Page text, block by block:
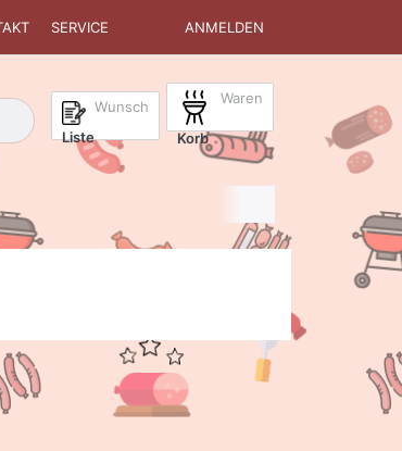
SERVICE ANMELDEN
Drücken Sie die Eingabetaste, um alle
Wunsch
Liste
Waren
Korb